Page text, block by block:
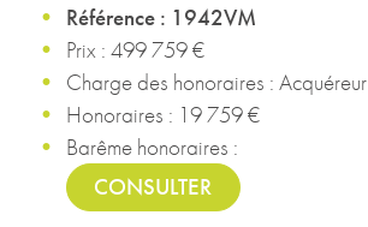
Référence : 1942VM
Prix : 499 759 €
Charge des honoraires : Acquéreur
Honoraires : 19 759 €
Barême honoraires :
CONSULTER